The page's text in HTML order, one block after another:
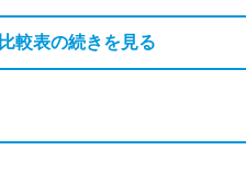
比較表の続きを見る